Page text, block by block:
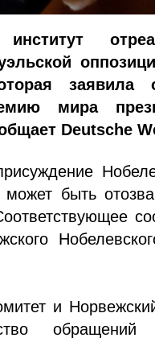
заявила
мира
Deutsche
быть
и